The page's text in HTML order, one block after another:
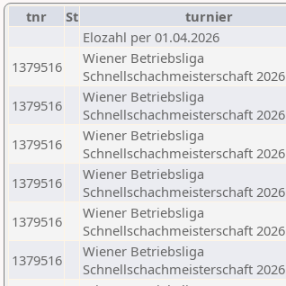
tnr
St turnier
Elozahl per 01.04.2026
1379516
Wiener Betriebsliga
Schnellschachmeisterschaft 2026
1379516
Wiener Betriebsliga
Schnellschachmeisterschaft 2026
1379516
Wiener Betriebsliga
Schnellschachmeisterschaft 2026
1379516
Wiener Betriebsliga
Schnellschachmeisterschaft 2026
1379516
Wiener Betriebsliga
Schnellschachmeisterschaft 2026
1379516
Wiener Betriebsliga
Schnellschachmeisterschaft 2026